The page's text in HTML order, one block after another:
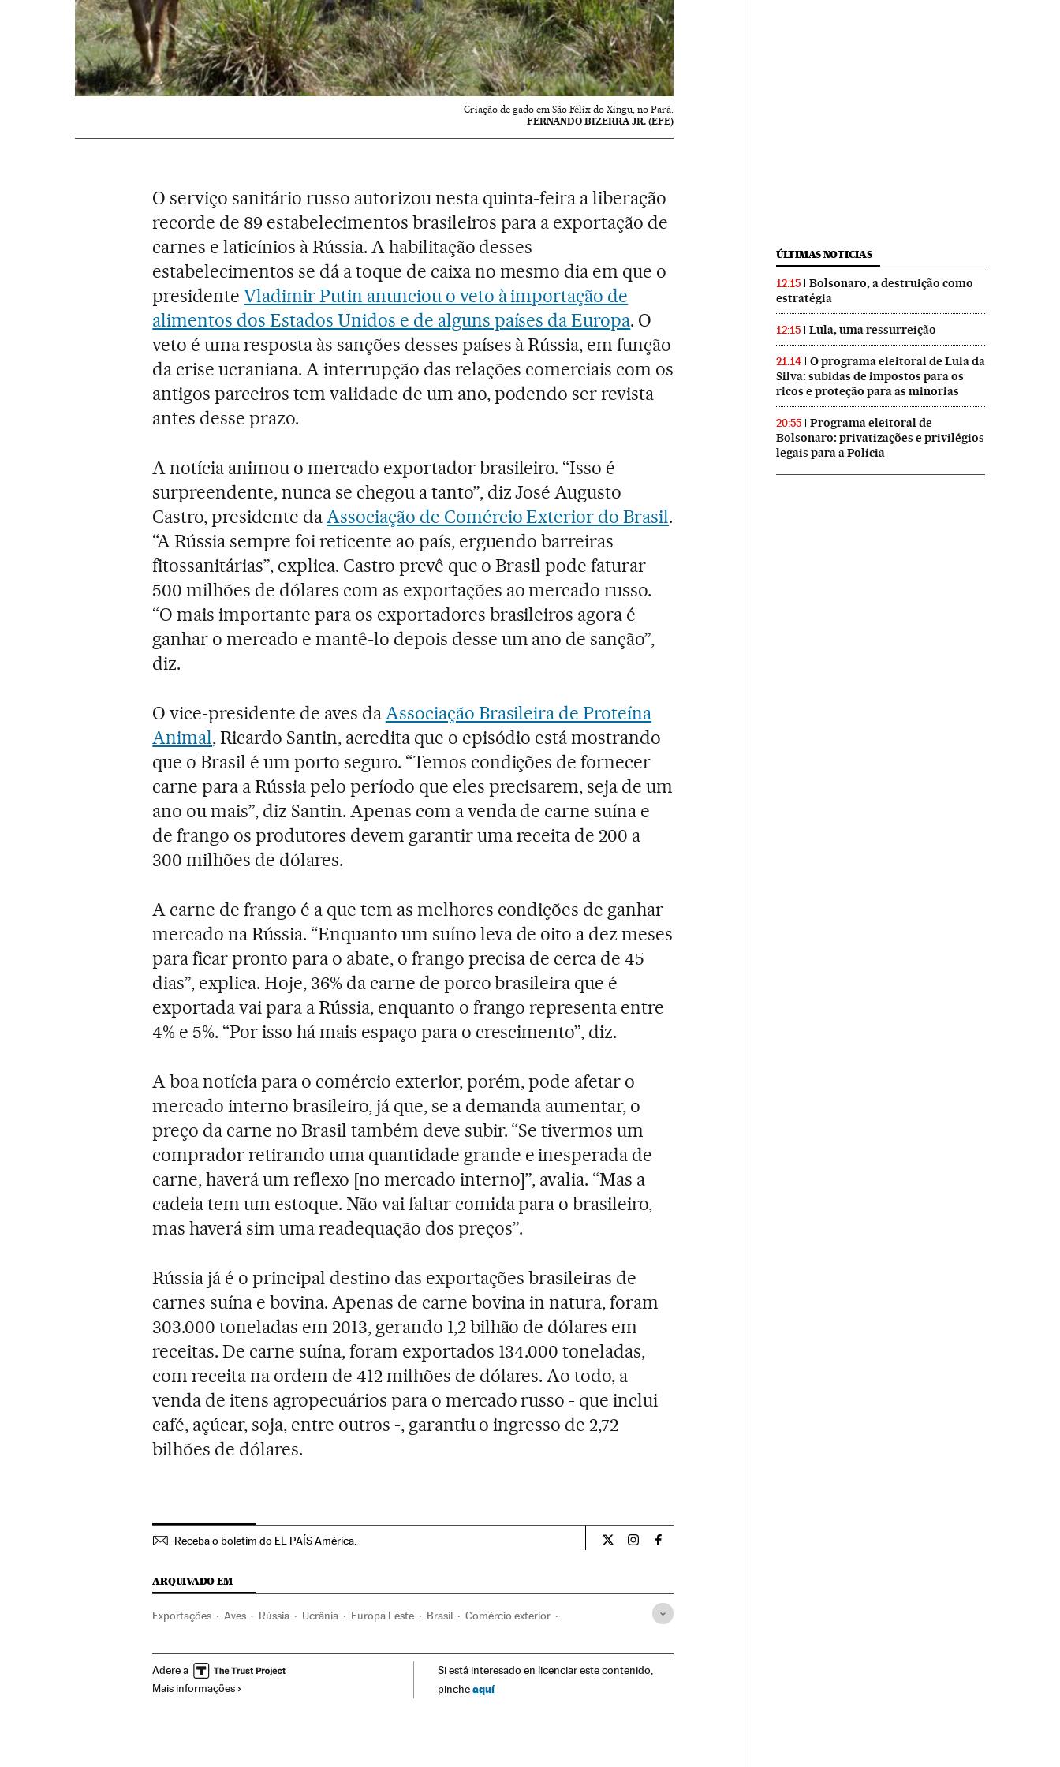
Criação de gado em São Félix do Xingu, no Pará.
FERNANDO BIZERRA JR. (EFE)
O serviço sanitário russo autorizou nesta quinta-feira a liberação
recorde de 89 estabelecimentos brasileiros para a exportação de
carnes e laticínios à Rússia. A habilitação desses
estabelecimentos se dá a toque de caixa no mesmo dia em que o
presidenteVladimir Putin anunciou o veto à importação de
alimentos dos Estados Unidos e de alguns países da Europa. O
veto é uma resposta às sanções desses países à Rússia, em função
da crise ucraniana. A interrupção das relações comerciais com os
antigos parceiros tem validade de um ano, podendo ser revista
antes desse prazo.
A notícia animou o mercado exportador brasileiro. “Isso é
surpreendente, nunca se chegou a tanto”, diz José Augusto
Castro, presidente daAssociação de Comércio Exterior do Brasil.
“A Rússia sempre foi reticente ao país, erguendo barreiras
fitossanitárias”, explica. Castro prevê que o Brasil pode faturar
500 milhões de dólares com as exportações ao mercado russo.
“O mais importante para os exportadores brasileiros agora é
ganhar o mercado e mantê-lo depois desse um ano de sanção”,
diz.
O vice-presidente de aves daAssociação Brasileira de Proteína
Animal, Ricardo Santin, acredita que o episódio está mostrando
que o Brasil é um porto seguro. “Temos condições de fornecer
carne para a Rússia pelo período que eles precisarem, seja de um
ano ou mais”, diz Santin. Apenas com a venda de carne suína e
de frango os produtores devem garantir uma receita de 200 a
300 milhões de dólares.
A carne de frango é a que tem as melhores condições de ganhar
mercado na Rússia. “Enquanto um suíno leva de oito a dez meses
para ficar pronto para o abate, o frango precisa de cerca de 45
dias”, explica. Hoje, 36% da carne de porco brasileira que é
exportada vai para a Rússia, enquanto o frango representa entre
4% e 5%. “Por isso há mais espaço para o crescimento”, diz.
A boa notícia para o comércio exterior, porém, pode afetar o
mercado interno brasileiro, já que, se a demanda aumentar, o
preço da carne no Brasil também deve subir. “Se tivermos um
comprador retirando uma quantidade grande e inesperada de
carne, haverá um reflexo [no mercado interno]”, avalia. “Mas a
cadeia tem um estoque. Não vai faltar comida para o brasileiro,
mas haverá sim uma readequação dos preços”.
Rússia já é o principal destino das exportações brasileiras de
carnes suína e bovina. Apenas de carne bovina in natura, foram
303.000 toneladas em 2013, gerando 1,2 bilhão de dólares em
receitas. De carne suína, foram exportados 134.000 toneladas,
com receita na ordem de 412 milhões de dólares. Ao todo, a
venda de itens agropecuários para o mercado russo - que inclui
café, açúcar, soja, entre outros -, garantiu o ingresso de 2,72
bilhões de dólares.
Receba o boletim do EL PAÍS América. Economia El País Brasil en Twitter
Economia El País Brasil en Instagram
Economia El País Brasil en Facebook
ARQUIVADO EM
Exportações Aves Rússia Ucrânia Europa Leste Brasil Comércio exterior
Processo judicial Espécies Meio ambiente Alimentação Indústria
Adere a
Mais informações
Si está interesado en licenciar este contenido,
pincheaquí
ÚLTIMAS NOTICIAS
12:15
Bolsonaro, a destruição como
estratégia
12:15 Lula, uma ressurreição
21:14
O programa eleitoral de Lula da
Silva: subidas de impostos para os
ricos e proteção para as minorias
20:55
Programa eleitoral de
Bolsonaro: privatizações e privilégios
legais para a Polícia